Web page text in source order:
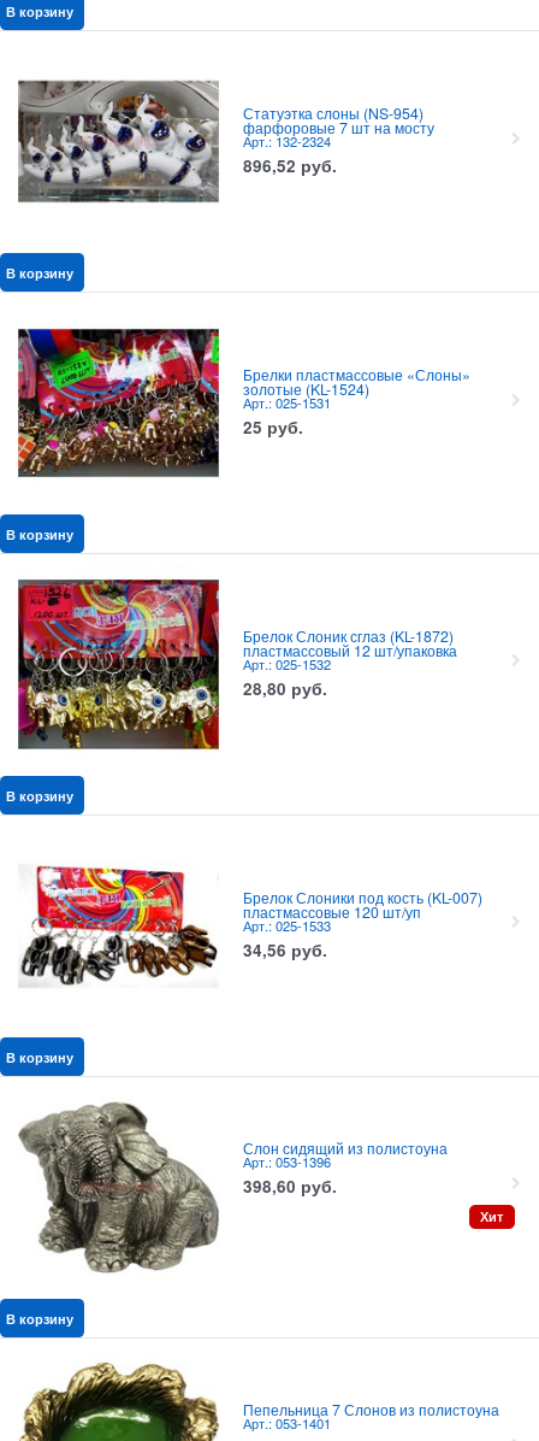
В корзину
Статуэтка слоны (NS-954)
фарфоровые 7 шт на мосту
Арт.: 132-2324
896,52 руб.
В корзину
Брелки пластмассовые «Слоны»
золотые (KL-1524)
Арт.: 025-1531
25 руб.
В корзину
Брелок Слоник сглаз (KL-1872)
пластмассовый 12 шт/упаковка
Арт.: 025-1532
28,80 руб.
В корзину
Брелок Слоники под кость (KL-007)
пластмассовые 120 шт/уп
Арт.: 025-1533
34,56 руб.
В корзину
Слон сидящий из полистоуна
Арт.: 053-1396
398,60 руб.
Хит
В корзину
Пепельница 7 Слонов из полистоуна
Арт.: 053-1401